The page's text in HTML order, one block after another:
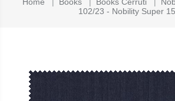
102/23 - Nobility Super